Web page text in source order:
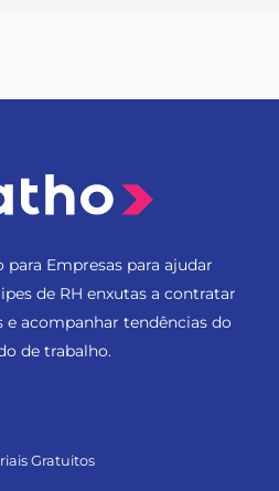
Empresas para ajudar
de RH enxutas a contratar
e acompanhar tendências do
de trabalho.
Gratuitos